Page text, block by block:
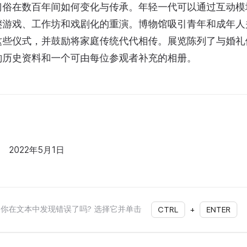
在数百年间如何变化与传承。年轻一代可以通过互动
戏、工作坊和戏剧化的重演。博物馆吸引青年和成年
仪式，并鼓励将家庭传统代代相传。展览陈列了与婚
史资料和一个可由每位参观者补充的相册。
2022年5月1日
你在文本中发现错误了吗? 选择它并单击 CTRL + ENTER